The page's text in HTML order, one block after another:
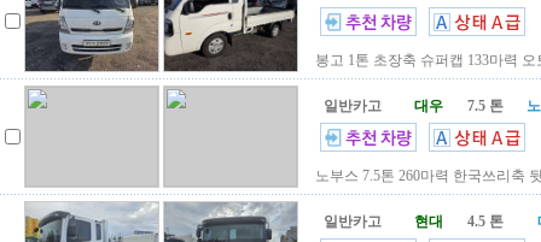
봉고 1톤 초장축 슈퍼캡 133마력
일반카고 대우 7.5 톤
노부스 7.5톤 260마력 한국쓰리축
일반카고 현대 4.5 톤